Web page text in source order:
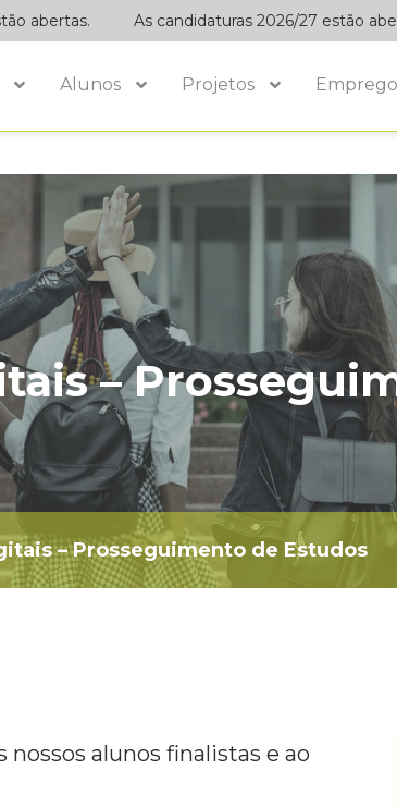
As candidaturas 2026/27 estão abertas.
Alunos Projetos Emprego
– Prosseguimento de Estudos
–
alunos finalistas e ao